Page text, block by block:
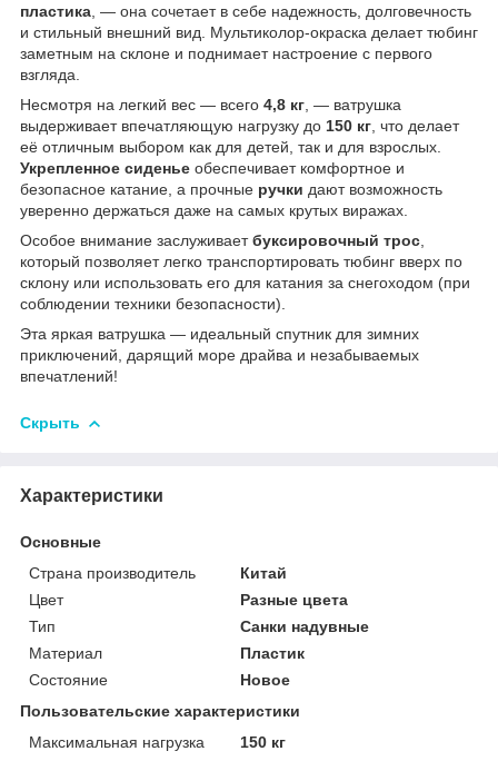
пластика , — она сочетает в себе надежность, долговечность
и стильный внешний вид. Мультиколор-окраска делает тюбинг
заметным на склоне и поднимает настроение с первого
взгляда.
Несмотря на легкий вес — всего 4,8 кг , — ватрушка
выдерживает впечатляющую нагрузку до 150 кг , что делает
её отличным выбором как для детей, так и для взрослых.
Укрепленное сиденье обеспечивает комфортное и
безопасное катание, а прочные ручки дают возможность
уверенно держаться даже на самых крутых виражах.
Особое внимание заслуживаетбуксировочный трос
который позволяет легко транспортировать тюбинг вверх по
склону или использовать его для катания за снегоходом (при
соблюдении техники безопасности).
Эта яркая ватрушка — идеальный спутник для зимних
приключений, дарящий море драйва и незабываемых
впечатлений!
Скрыть
Характеристики
Основные
Страна производитель
Китай
Цвет
Разные цвета
Тип
Санки надувные
Материал
Пластик
Состояние
Новое
Пользовательские характеристики
Максимальная нагрузка
150 кг